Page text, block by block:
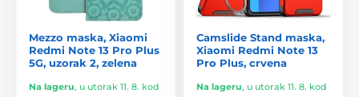
Mezzo maska, Xiaomi
Redmi Note 13 Pro Plus
5G, uzorak 2, zelena
Na lageru, u utorak 11. 8. kod
Camslide Stand maska,
Xiaomi Redmi Note 13
Pro Plus, crvena
Na lageru, u utorak 11. 8. kod